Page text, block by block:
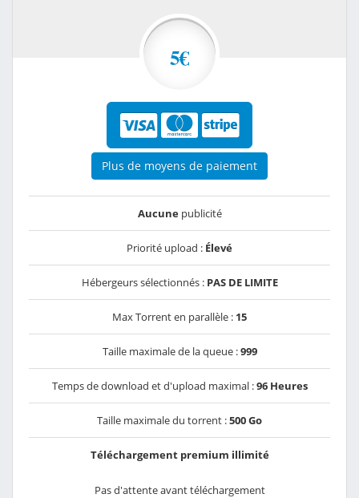
5€
Plus de moyens de paiement
Aucunepublicité
Priorité upload : Élevé
Hébergeurs sélectionnés : PAS DE LIMITE
Max Torrent en parallèle : 15
Taille maximale de la queue :999
Temps de download et d'upload maximal :96 Heures
Taille maximale du torrent :500 Go
Téléchargement premium illimité
Pas d'attente avant téléchargement